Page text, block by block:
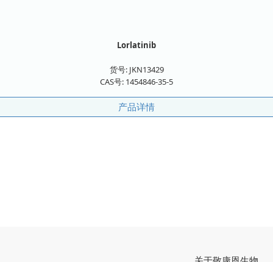
Lorlatinib
货号: JKN13429
CAS号: 1454846-35-5
产品详情